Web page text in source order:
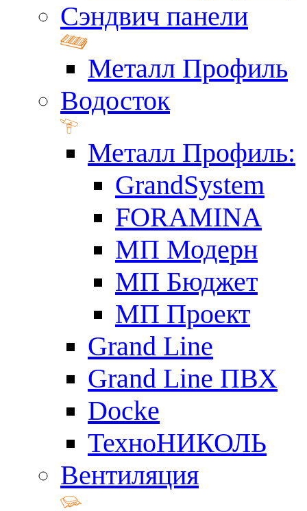
Сэндвич панели
Металл Профиль
Водосток
Металл Профиль:
GrandSystem
FORAMINA
МП Модерн
МП Бюджет
МП Проект
Grand Line
Grand Line ПВХ
Docke
ТехноНИКОЛЬ
Вентиляция